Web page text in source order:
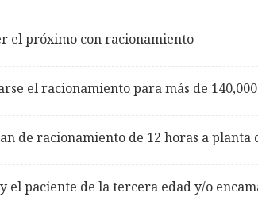
el próximo con racionamiento
el racionamiento para más de
de racionamiento de 12 horas a planta
el paciente de la tercera edad y/o